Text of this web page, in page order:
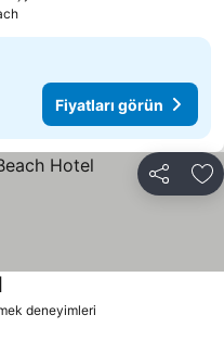
Fiyatları görün
Paylaş
deneyimleri
Fiyatları görün